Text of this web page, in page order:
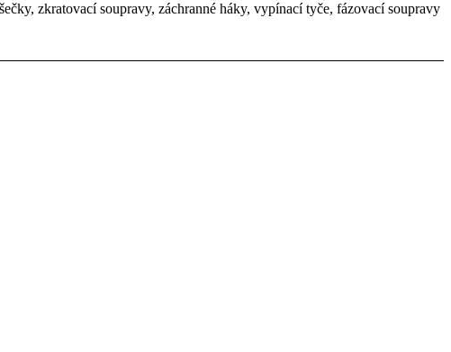
zkratovací soupravy, záchranné háky, vypínací tyče, fázovací soupravy